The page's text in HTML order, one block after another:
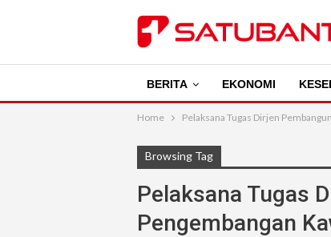
BERITA EKONOMI
Home Pelaksana Tugas Dirjen
Browsing Tag
Pelaksana Tugas
Pengembangan